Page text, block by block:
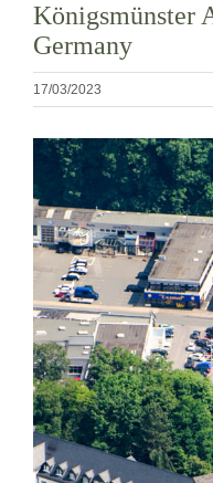
L’ordine benedettino
Diventare un monaco
La medaglia di San
NEXUS
Archivio OSB.org
Königsmünster
Germany
17/03/2023